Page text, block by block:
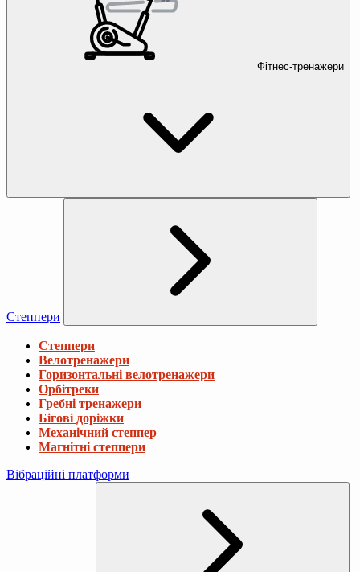
Фітнес-тренажери
Степпери
Степпери
Велотренажери
Горизонтальні велотренажери
Орбітреки
Гребні тренажери
Бігові доріжки
Механічний степпер
Магнітні степпери
Вібраційні платформи